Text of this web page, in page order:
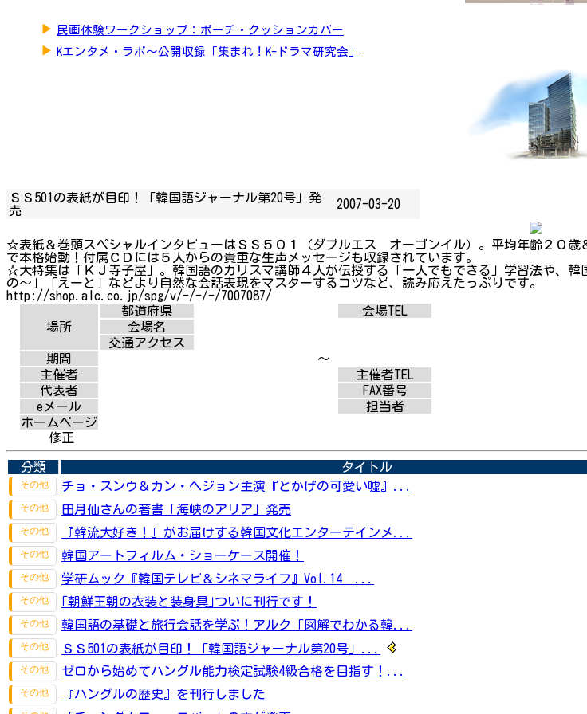
▶ 民画体験ワークショップ：ポーチ・クッションカバー
▶ Kエンタメ・ラボ～公開収録「集まれ！K-ドラマ研究会」
ＳＳ501の表紙が目印！「韓国語ジャーナル第20号」発
売
2007-03-20
☆表紙＆巻頭スペシャルインタビューはＳＳ５０１（ダブルエス オーゴンイル）。平均年齢２０
で本格始動！付属ＣＤには５人からの貴重な生声メッセージも収録されています。
☆大特集は「ＫＪ寺子屋」。韓国語のカリスマ講師４人が伝授する「一人でもできる」学習法や、
の～」「えーと」などより自然な会話表現をマスターするコツなど、読み応えたっぷりです。
http://shop.alc.co.jp/spg/v/-/-/-/7007087/
場所
都道府県
会場TEL
会場名
交通アクセス
期間
～
主催者
主催者TEL
代表者
FAX番号
eメール
担当者
ホームページ
修正
分類 タイトル
チョ・スンウ＆カン・へジョン主演『とかげの可愛い嘘』...
田月仙さんの著書「海峡のアリア」発売
『韓流大好き！』がお届けする韓国文化エンターテインメ...
韓国アートフィルム・ショーケース開催！
学研ムック『韓国テレビ＆シネマライフ』Vol.14 ...
｢朝鮮王朝の衣装と装身具｣ついに刊行です！
韓国語の基礎と旅行会話を学ぶ！アルク「図解でわかる韓...
ＳＳ501の表紙が目印！「韓国語ジャーナル第20号」...
ゼロから始めてハングル能力検定試験4級合格を目指す！...
『ハングルの歴史』を刊行しました